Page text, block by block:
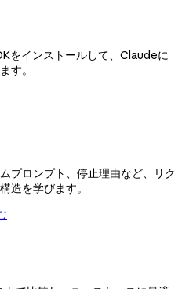
をインストールして、Claudeに
す。
プロンプト、停止理由など、リク
造を学びます。